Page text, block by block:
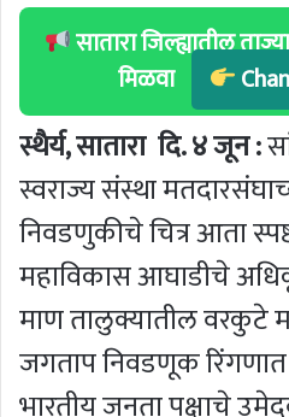
सातारा जिल्ह्यातील
मिळवा
स्थैर्य, सातारा दि. ४ जून :
स्वराज्य संस्था
निवडणुकीचे चित्र आता
महाविकास आघाडीचे
माण तालुक्यातील
जगताप निवडणूक